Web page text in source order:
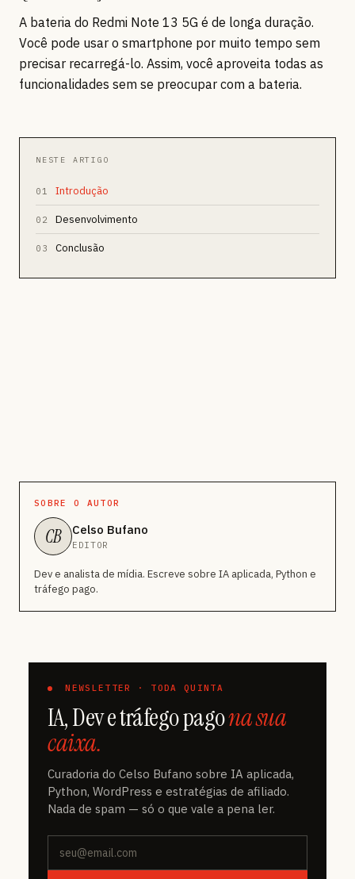
A bateria do Redmi Note 13 5G é de longa duração.
Você pode usar o smartphone por muito tempo sem
precisar recarregá-lo. Assim, você aproveita todas as
funcionalidades sem se preocupar com a bateria.
NESTE ARTIGO
01 Introdução
02 Desenvolvimento
03 Conclusão
SOBRE O AUTOR
CB Celso Bufano
EDITOR
Dev e analista de mídia. Escreve sobre IA aplicada, Python e
tráfego pago.
NEWSLETTER · TODA QUINTA
IA, Dev e tráfego pagona sua
caixa.
Curadoria do Celso Bufano sobre IA aplicada,
Python, WordPress e estratégias de afiliado.
Nada de spam — só o que vale a pena ler.